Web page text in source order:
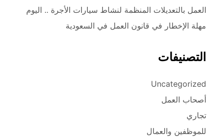
العمل بالتعديلات المنظمة لنشاط سيارات الأجرة .. اليوم
مهلة الإخطار في قانون العمل في السعودية
التصنيفات
Uncategorized
أصحاب العمل
تجاري
للموظفين والعمال